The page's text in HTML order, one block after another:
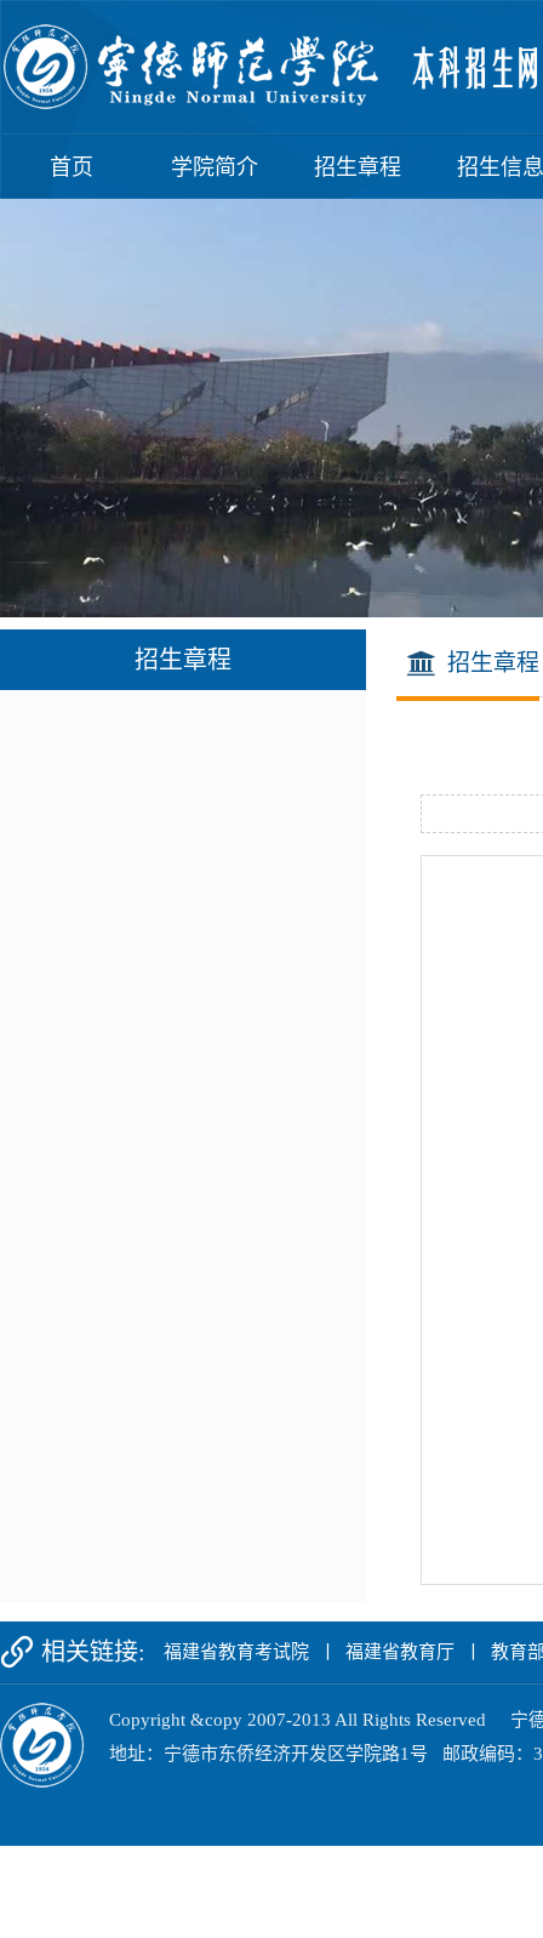
首页 学院简介 招生章程 招生信息
招生章程 招生章程
相关链接: 福建省教育考试院 福建省教育厅 教育
Copyright &copy 2007-2013 All Rights Reserved 宁
地址：宁德市东侨经济开发区学院路1号 邮政编码